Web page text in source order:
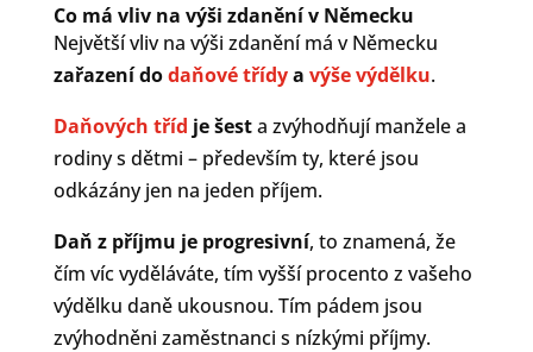
Co má vliv na výši zdanění v Německu
Největší vliv na výši zdanění má v Německu
zařazení dodaňové třídya výše výdělku.
Daňových tříd je šesta zvýhodňují manžele a
rodiny s dětmi – především ty, které jsou
odkázány jen na jeden příjem.
Daň z příjmu je progresivní, to znamená, že
čím víc vyděláváte, tím vyšší procento z vašeho
výdělku daně ukousnou. Tím pádem jsou
zvýhodněni zaměstnanci s nízkými příjmy.